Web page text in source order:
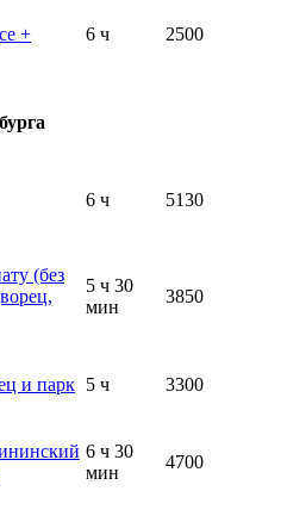
+
6 ч 2500
6 ч 5130
(без
5 ч 30
мин
3850
и парк 5 ч 3300
6 ч 30
мин
4700